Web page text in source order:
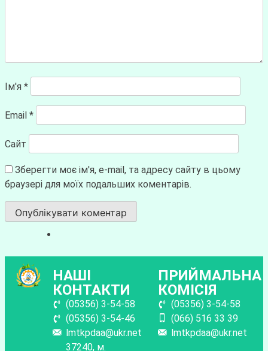
Ім'я *
Email *
Сайт
Зберегти моє ім'я, e-mail, та адресу сайту в цьому
браузері для моїх подальших коментарів.
НАШІ
КОНТАКТИ
(05356) 3-54-58
(05356) 3-54-46
lmtkpdaa@ukr.net
37240, м.
ПРИЙМАЛЬНА
КОМІСІЯ
(05356) 3-54-58
(066) 516 33 39
lmtkpdaa@ukr.net